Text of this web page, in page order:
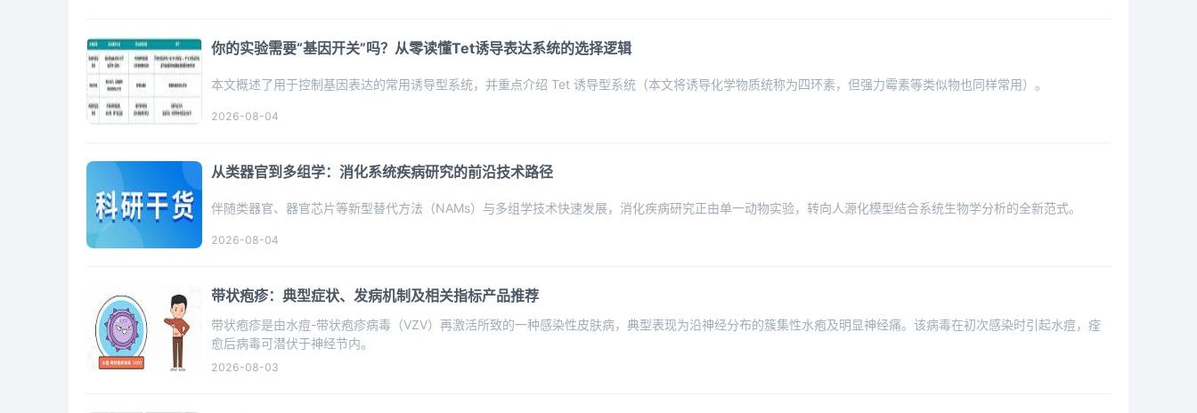
你的实验需要“基因开关”吗？从零读懂Tet诱导表达系统的选择逻辑
本文概述了用于控制基因表达的常用诱导型系统，并重点介绍 Tet 诱导型系统（本文将诱导化学物质统称为四环素，但强力霉素等类似物也同样常用）。
2026-08-04
从类器官到多组学：消化系统疾病研究的前沿技术路径
伴随类器官、器官芯片等新型替代方法（NAMs）与多组学技术快速发展，消化疾病研究正由单一动物实验，转向人源化模型结合系统生物学分析的全新范式。
2026-08-04
带状疱疹：典型症状、发病机制及相关指标产品推荐
带状疱疹是由水痘-带状疱疹病毒（VZV）再激活所致的一种感染性皮肤病，典型表现为沿神经分布的簇集性水疱及明显神经痛。该病毒在初次感染时引起水痘，痊
愈后病毒可潜伏于神经节内。
2026-08-03